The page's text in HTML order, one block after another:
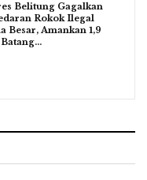
Belitung Gagalkan
Rokok Ilegal
Besar, Amankan 1,9
Batang…